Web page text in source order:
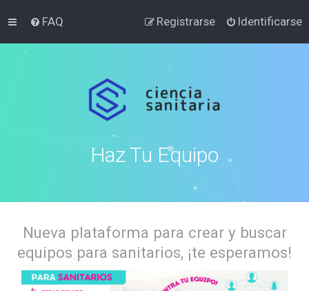
FAQ Identificarse
Registrarse
Haz Tu Equipo
Nueva plataforma para crear y buscar
equipos para sanitarios, ¡te esperamos!